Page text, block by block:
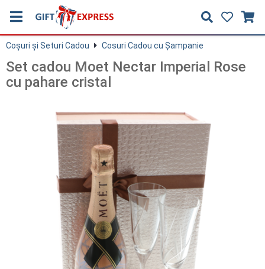
Coşuri și Seturi Cadou Cosuri Cadou cu Șampanie
Set cadou Moet Nectar Imperial Rose
cu pahare cristal